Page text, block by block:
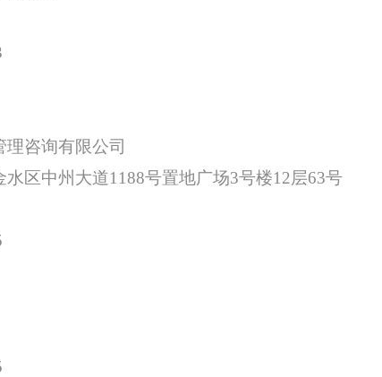
咨询有限公司
水区中州大道1188号置地广场3号楼12层63号